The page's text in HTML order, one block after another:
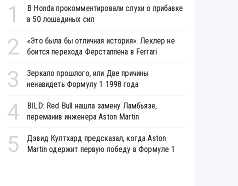
1
В Honda прокомментировали слухи о прибавке
в 50 лошадиных сил
2
«Это была бы отличная история». Леклер не
боится перехода Ферстаппена в Ferrari
3
Зеркало прошлого, или Две причины
ненавидеть Формулу 1 1998 года
4
BILD: Red Bull нашла замену Ламбьязе,
переманив инженера Aston Martin
5
Дэвид Култхард предсказал, когда Aston
Martin одержит первую победу в Формуле 1